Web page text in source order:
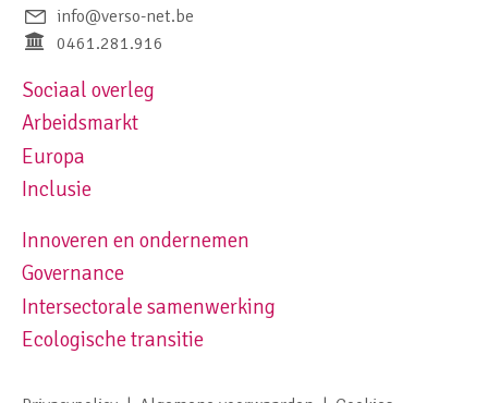
info@verso-net.be
0461.281.916
Footer navigation left
Sociaal overleg
Arbeidsmarkt
Europa
Inclusie
Footer navigation right
Innoveren en ondernemen
Governance
Intersectorale samenwerking
Ecologische transitie